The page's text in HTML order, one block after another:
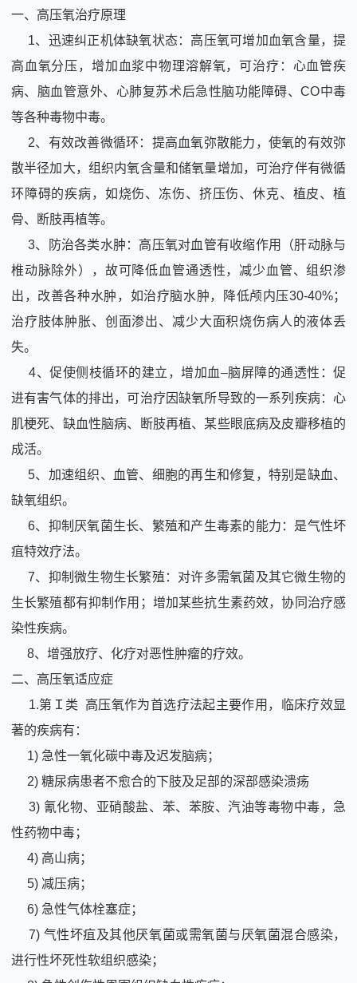
一、高压氧治疗原理
1、迅速纠正机体缺氧状态：高压氧可增加血氧含量，提
高血氧分压，增加血浆中物理溶解氧，可治疗：心血管疾
病、脑血管意外、心肺复苏术后急性脑功能障碍、CO中毒
等各种毒物中毒。
2、有效改善微循环：提高血氧弥散能力，使氧的有效弥
散半径加大，组织内氧含量和储氧量增加，可治疗伴有微循
环障碍的疾病，如烧伤、冻伤、挤压伤、休克、植皮、植
骨、断肢再植等。
3、防治各类水肿：高压氧对血管有收缩作用（肝动脉与
椎动脉除外），故可降低血管通透性，减少血管、组织渗
出，改善各种水肿，如治疗脑水肿，降低颅内压30-40%；
治疗肢体肿胀、创面渗出、减少大面积烧伤病人的液体丢
失。
4、促使侧枝循环的建立，增加血–脑屏障的通透性：促
进有害气体的排出，可治疗因缺氧所导致的一系列疾病：心
肌梗死、缺血性脑病、断肢再植、某些眼底病及皮瓣移植的
成活。
5、加速组织、血管、细胞的再生和修复，特别是缺血、
缺氧组织。
6、抑制厌氧菌生长、繁殖和产生毒素的能力：是气性坏
疽特效疗法。
7、抑制微生物生长繁殖：对许多需氧菌及其它微生物的
生长繁殖都有抑制作用；增加某些抗生素药效，协同治疗感
染性疾病。
8、增强放疗、化疗对恶性肿瘤的疗效。
二、高压氧适应症
1.第Ｉ类 高压氧作为首选疗法起主要作用，临床疗效显
著的疾病有：
1) 急性一氧化碳中毒及迟发脑病；
2) 糖尿病患者不愈合的下肢及足部的深部感染溃疡
3) 氰化物、亚硝酸盐、苯、苯胺、汽油等毒物中毒，急
性药物中毒；
4) 高山病；
5) 减压病；
6) 急性气体栓塞症；
7) 气性坏疽及其他厌氧菌或需氧菌与厌氧菌混合感染，
进行性坏死性软组织感染；